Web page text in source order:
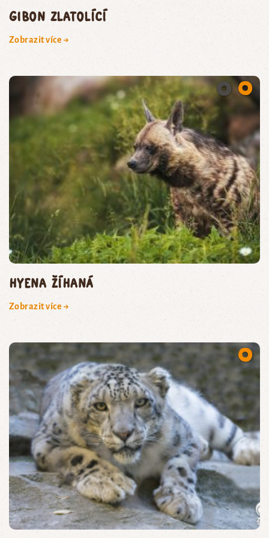
gibon zlatolící
Zobrazit více →
hyena žíhaná
Zobrazit více →